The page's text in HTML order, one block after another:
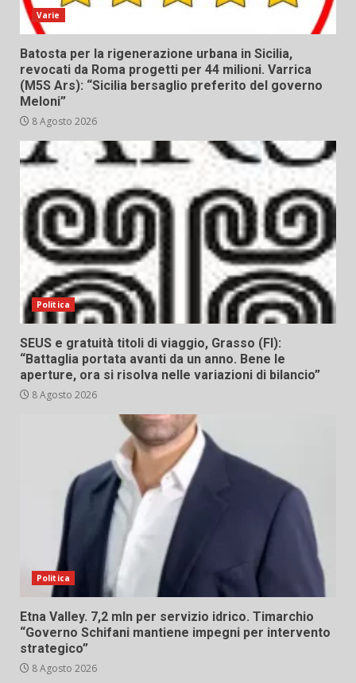
Varie
Batosta per la rigenerazione urbana in Sicilia,
revocati da Roma progetti per 44 milioni. Varrica
(M5S Ars): “Sicilia bersaglio preferito del governo
Meloni”
8 Agosto 2026
Politica
SEUS e gratuità titoli di viaggio, Grasso (FI):
“Battaglia portata avanti da un anno. Bene le
aperture, ora si risolva nelle variazioni di bilancio”
8 Agosto 2026
Politica
Etna Valley. 7,2 mln per servizio idrico. Timarchio
“Governo Schifani mantiene impegni per intervento
strategico”
8 Agosto 2026